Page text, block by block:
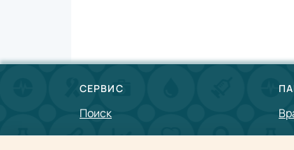
СЕРВИС
Поиск